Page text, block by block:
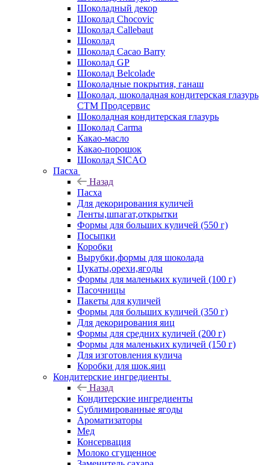
Шоколадный декор
Шоколад Chocovic
Шоколад Callebaut
Шоколад
Шоколад Cacao Barry
Шоколад GP
Шоколад Belcolade
Шоколадные покрытия, ганаш
Шоколад, шоколадная кондитерская глазурь
СТМ Продсервис
Шоколадная кондитерская глазурь
Шоколад Carma
Какао-масло
Какао-порошок
Шоколад SICAO
Пасха
Назад
Пасха
Для декорирования куличей
Ленты,шпагат,открытки
Формы для больших куличей (550 г)
Посыпки
Коробки
Вырубки,формы для шоколада
Цукаты,орехи,ягоды
Формы для маленьких куличей (100 г)
Пасочницы
Пакеты для куличей
Формы для больших куличей (350 г)
Для декорирования яиц
Формы для средних куличей (200 г)
Формы для маленьких куличей (150 г)
Для изготовления кулича
Коробки для шок.яиц
Кондитерские ингредиенты
Назад
Кондитерские ингредиенты
Сублимированные ягоды
Ароматизаторы
Мед
Консервация
Молоко сгущенное